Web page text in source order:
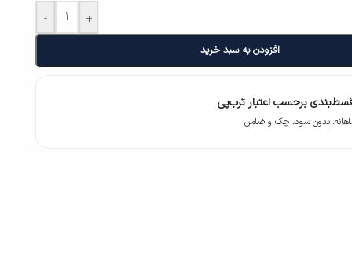
- +
افزودن به سبد خرید
برحسب اعتبار ترب‌پی